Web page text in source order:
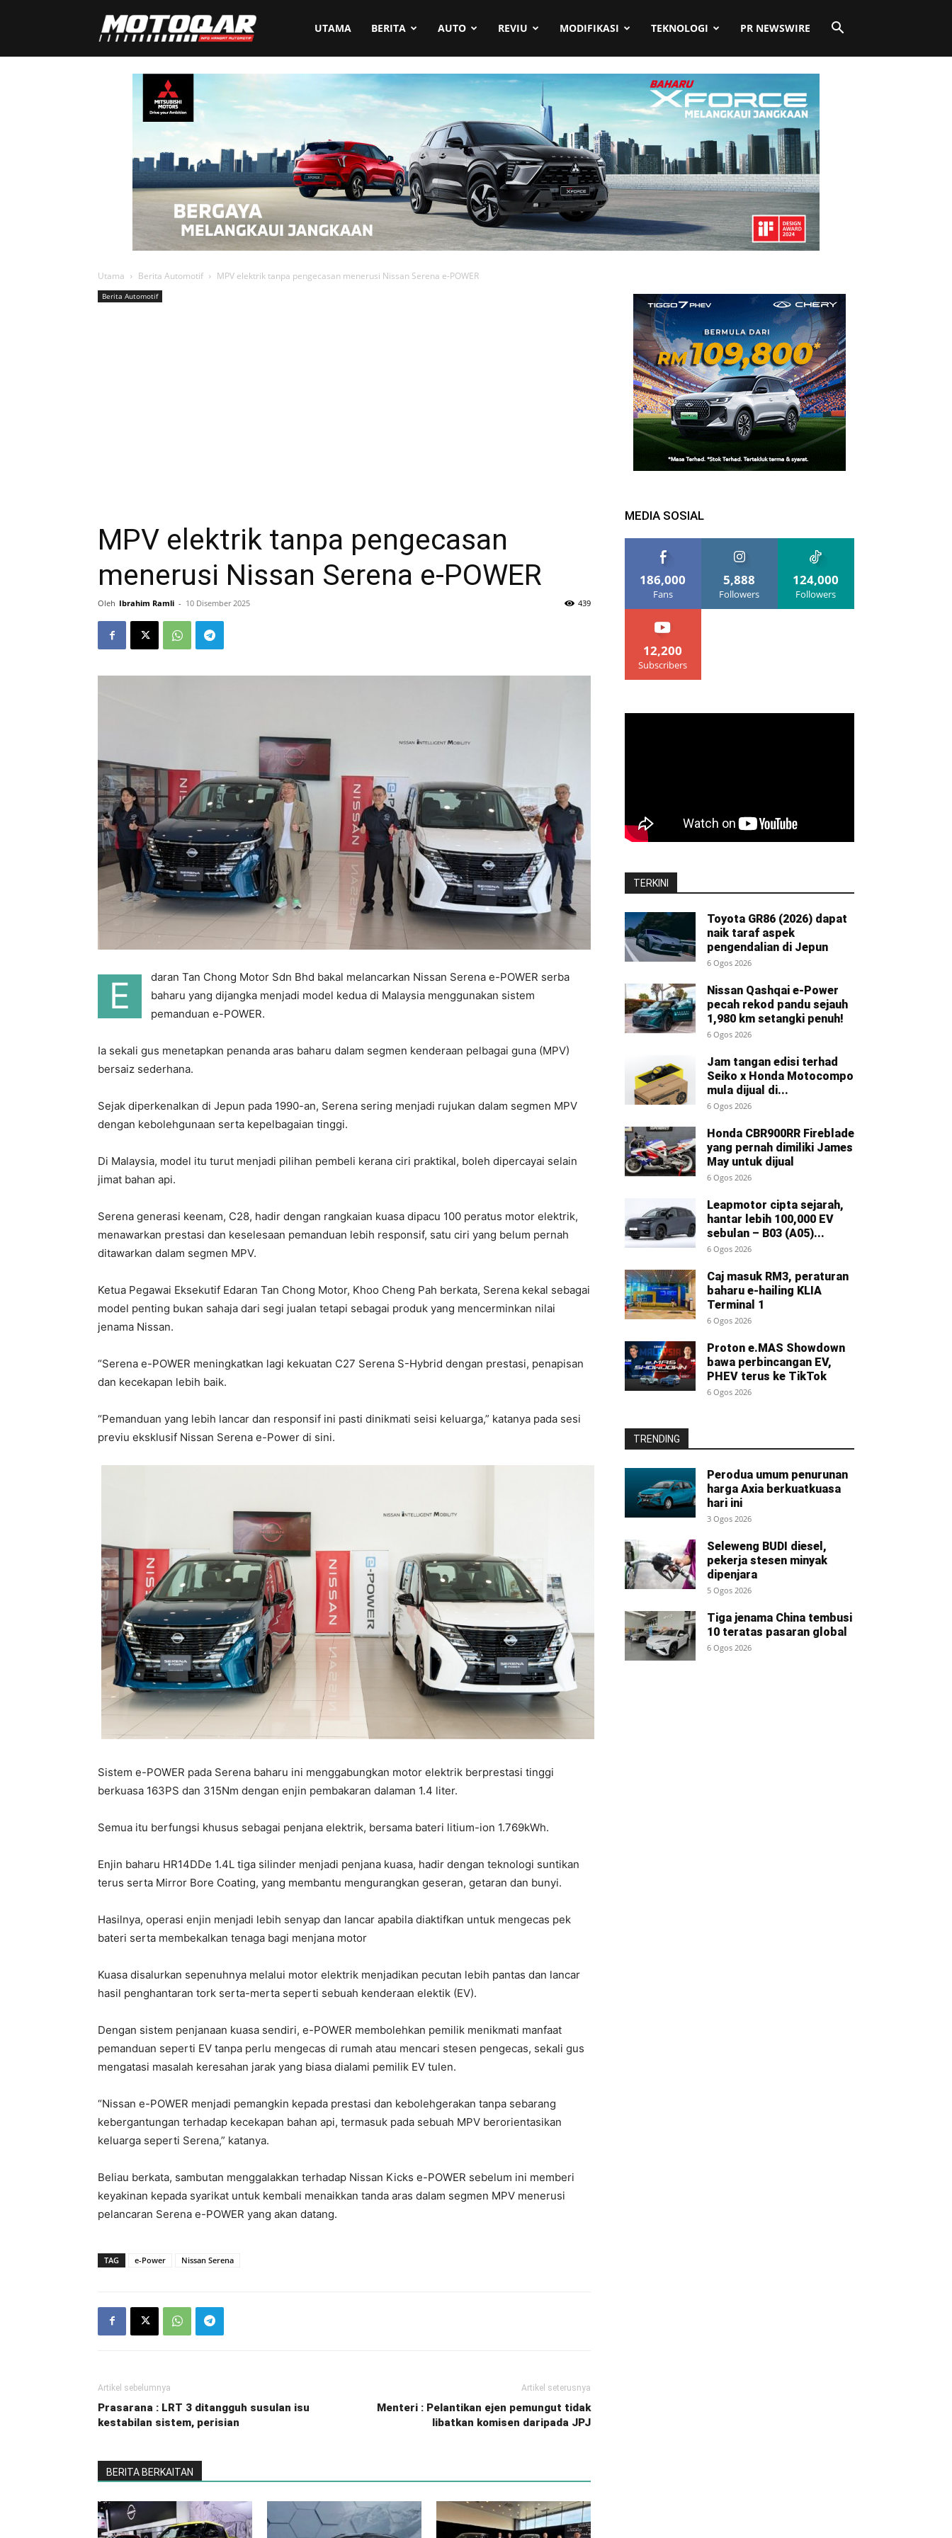
Motoqar UTAMA BERITA AUTO REVIU MODIFIKASI TEKNOLOGI PR NEWSWIRE
Utama Berita Automotif MPV elektrik tanpa pengecasan menerusi Nissan Serena e-POWER
Berita Automotif
MPV elektrik tanpa pengecasan
menerusi Nissan Serena e-POWER
Oleh Ibrahim Ramli - 10 Disember 2025 439
E
daran Tan Chong Motor Sdn Bhd bakal melancarkan Nissan Serena e-POWER serba
baharu yang dijangka menjadi model kedua di Malaysia menggunakan sistem
pemanduan e-POWER.
Ia sekali gus menetapkan penanda aras baharu dalam segmen kenderaan pelbagai guna (MPV)
bersaiz sederhana.
Sejak diperkenalkan di Jepun pada 1990-an, Serena sering menjadi rujukan dalam segmen MPV
dengan kebolehgunaan serta kepelbagaian tinggi.
Di Malaysia, model itu turut menjadi pilihan pembeli kerana ciri praktikal, boleh dipercayai selain
jimat bahan api.
Serena generasi keenam, C28, hadir dengan rangkaian kuasa dipacu 100 peratus motor elektrik,
menawarkan prestasi dan keselesaan pemanduan lebih responsif, satu ciri yang belum pernah
ditawarkan dalam segmen MPV.
Ketua Pegawai Eksekutif Edaran Tan Chong Motor, Khoo Cheng Pah berkata, Serena kekal sebagai
model penting bukan sahaja dari segi jualan tetapi sebagai produk yang mencerminkan nilai
jenama Nissan.
“Serena e-POWER meningkatkan lagi kekuatan C27 Serena S-Hybrid dengan prestasi, penapisan
dan kecekapan lebih baik.
“Pemanduan yang lebih lancar dan responsif ini pasti dinikmati seisi keluarga,” katanya pada sesi
previu eksklusif Nissan Serena e-Power di sini.
Sistem e-POWER pada Serena baharu ini menggabungkan motor elektrik berprestasi tinggi
berkuasa 163PS dan 315Nm dengan enjin pembakaran dalaman 1.4 liter.
Semua itu berfungsi khusus sebagai penjana elektrik, bersama bateri litium-ion 1.769kWh.
Enjin baharu HR14DDe 1.4L tiga silinder menjadi penjana kuasa, hadir dengan teknologi suntikan
terus serta Mirror Bore Coating, yang membantu mengurangkan geseran, getaran dan bunyi.
Hasilnya, operasi enjin menjadi lebih senyap dan lancar apabila diaktifkan untuk mengecas pek
bateri serta membekalkan tenaga bagi menjana motor
Kuasa disalurkan sepenuhnya melalui motor elektrik menjadikan pecutan lebih pantas dan lancar
hasil penghantaran tork serta-merta seperti sebuah kenderaan elektik (EV).
Dengan sistem penjanaan kuasa sendiri, e-POWER membolehkan pemilik menikmati manfaat
pemanduan seperti EV tanpa perlu mengecas di rumah atau mencari stesen pengecas, sekali gus
mengatasi masalah keresahan jarak yang biasa dialami pemilik EV tulen.
“Nissan e-POWER menjadi pemangkin kepada prestasi dan kebolehgerakan tanpa sebarang
kebergantungan terhadap kecekapan bahan api, termasuk pada sebuah MPV berorientasikan
keluarga seperti Serena,” katanya.
Beliau berkata, sambutan menggalakkan terhadap Nissan Kicks e-POWER sebelum ini memberi
keyakinan kepada syarikat untuk kembali menaikkan tanda aras dalam segmen MPV menerusi
pelancaran Serena e-POWER yang akan datang.
TAG e-Power Nissan Serena
Artikel sebelumnya
Prasarana : LRT 3 ditangguh susulan isu
kestabilan sistem, perisian
Artikel seterusnya
Menteri : Pelantikan ejen pemungut tidak
libatkan komisen daripada JPJ
BERITA BERKAITAN
MEDIA SOSIAL
186,000
Fans
5,888
Followers
124,000
Followers
12,200
Subscribers
TERKINI
Toyota GR86 (2026) dapat
naik taraf aspek
pengendalian di Jepun
6 Ogos 2026
Nissan Qashqai e-Power
pecah rekod pandu sejauh
1,980 km setangki penuh!
6 Ogos 2026
Jam tangan edisi terhad
Seiko x Honda Motocompo
mula dijual di...
6 Ogos 2026
Honda CBR900RR Fireblade
yang pernah dimiliki James
May untuk dijual
6 Ogos 2026
Leapmotor cipta sejarah,
hantar lebih 100,000 EV
sebulan – B03 (A05)...
6 Ogos 2026
Caj masuk RM3, peraturan
baharu e-hailing KLIA
Terminal 1
6 Ogos 2026
Proton e.MAS Showdown
bawa perbincangan EV,
PHEV terus ke TikTok
6 Ogos 2026
TRENDING
Perodua umum penurunan
harga Axia berkuatkuasa
hari ini
3 Ogos 2026
Seleweng BUDI diesel,
pekerja stesen minyak
dipenjara
5 Ogos 2026
Tiga jenama China tembusi
10 teratas pasaran global
6 Ogos 2026